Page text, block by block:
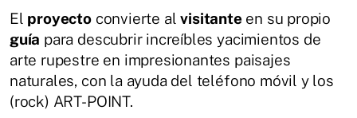
El proyectoconvierte alvisitanteen su propio
guía para descubrir increíbles yacimientos de
arte rupestre en impresionantes paisajes
naturales, con la ayuda del teléfono móvil y los
(rock) ART-POINT.